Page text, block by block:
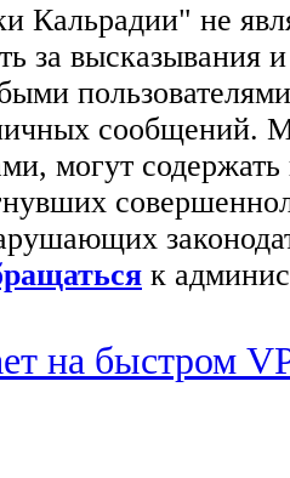
Кальрадии" не
за
сообщений.
могут
к
на быстром